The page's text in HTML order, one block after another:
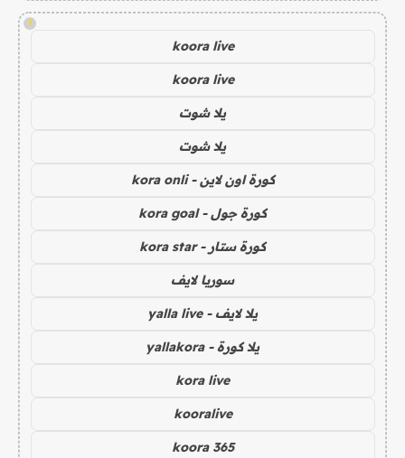
!
koora live
koora live
يلا شوت
يلا شوت
كورة اون لاين - kora onli
كورة جول - kora goal
كورة ستار - kora star
سوريا لايف
يلا لايف - yalla live
يلا كورة - yallakora
kora live
kooralive
koora 365